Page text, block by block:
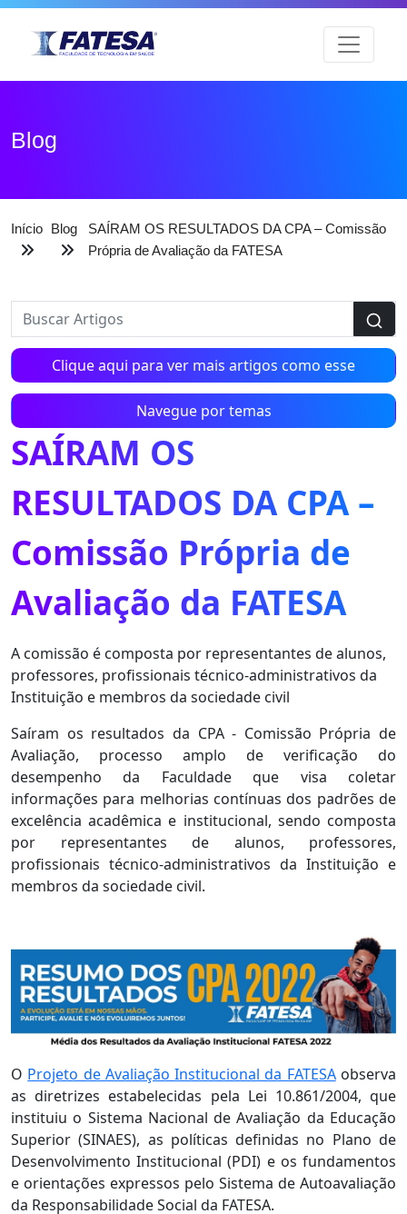
Blog
Início Blog
SAÍRAM OS RESULTADOS DA CPA – Comissão
Própria de Avaliação da FATESA
Clique aqui para ver mais artigos como esse
Navegue por temas
SAÍRAM OS
RESULTADOS DA CPA –
Comissão Própria de
Avaliação da FATESA
A comissão é composta por representantes de alunos,
professores, profissionais técnico-administrativos da
Instituição e membros da sociedade civil
Saíram os resultados da CPA - Comissão Própria de
Avaliação, processo amplo de verificação do
desempenho da Faculdade que visa coletar
informações para melhorias contínuas dos padrões de
excelência acadêmica e institucional, sendo composta
por representantes de alunos, professores,
profissionais técnico-administrativos da Instituição e
membros da sociedade civil.
O Projeto de Avaliação Institucional da FATESAobserva
as diretrizes estabelecidas pela Lei 10.861/2004, que
instituiu o Sistema Nacional de Avaliação da Educação
Superior (SINAES), as políticas definidas no Plano de
Desenvolvimento Institucional (PDI) e os fundamentos
e orientações expressos pelo Sistema de Autoavaliação
da Responsabilidade Social da FATESA.